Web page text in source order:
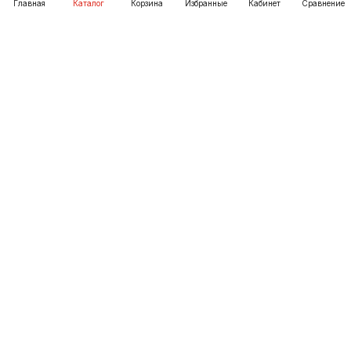
Главная Каталог Корзина Избранные Кабинет Сравнение